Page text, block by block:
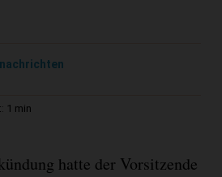
1 min
hatte der Vorsitzende